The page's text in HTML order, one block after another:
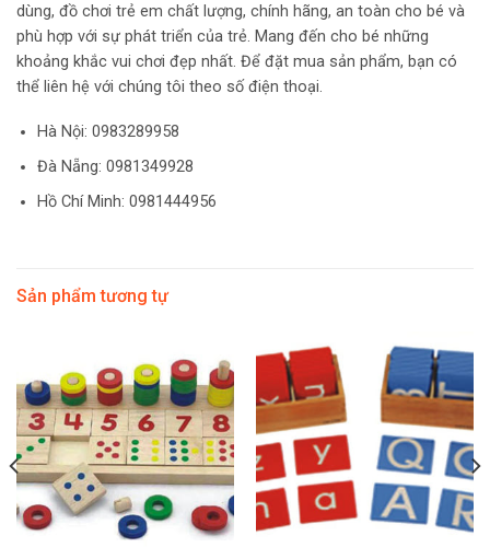
dùng, đồ chơi trẻ em chất lượng, chính hãng, an toàn cho bé và
phù hợp với sự phát triển của trẻ. Mang đến cho bé những
khoảng khắc vui chơi đẹp nhất. Để đặt mua sản phẩm, bạn có
thể liên hệ với chúng tôi theo số điện thoại.
Hà Nội: 0983289958
Đà Nẵng: 0981349928
Hồ Chí Minh: 0981444956
Sản phẩm tương tự